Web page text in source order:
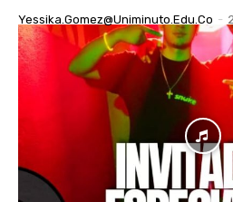
Yessika.gomez@uniminuto.edu.co -